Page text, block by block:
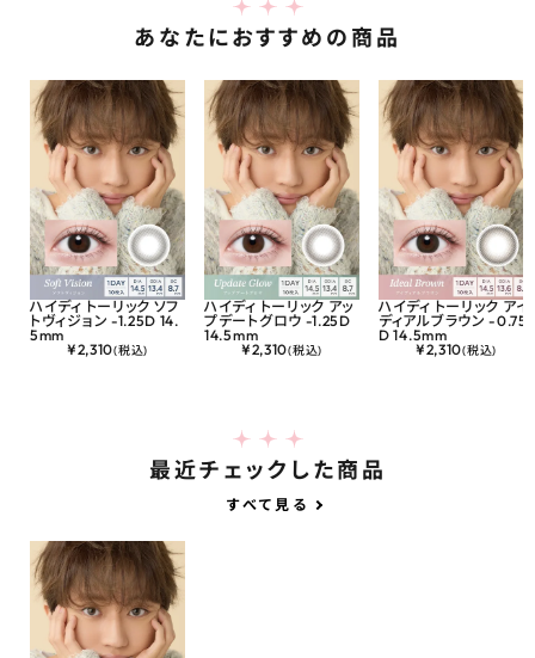
あなたにおすすめの商品
ハイディ トーリック ソフ
トヴィジョン -1.25D 14.
5mm
¥2,310(税込)
ハイディ トーリック アッ
プデートグロウ -1.25D
14.5mm
¥2,310(税込)
ハイディ トーリック アイ
ディアルブラウン -0.75
D 14.5mm
¥2,310(税込)
最近チェックした商品
すべて見る